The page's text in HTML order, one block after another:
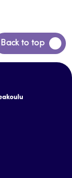
Back to top
Siirry
takaisin